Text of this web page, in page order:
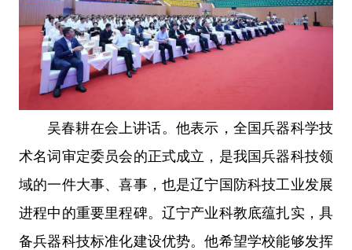
吴春耕在会上讲话。他表示，全国兵器科学技
术名词审定委员会的正式成立，是我国兵器科技领
域的一件大事、喜事，也是辽宁国防科技工业发展
进程中的重要里程碑。辽宁产业科教底蕴扎实，具
备兵器科技标准化建设优势。他希望学校能够发挥